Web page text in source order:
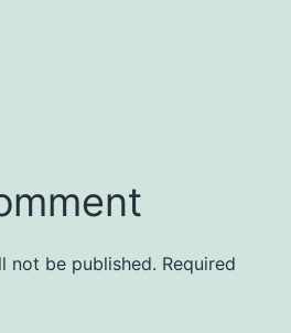
not be published. Required